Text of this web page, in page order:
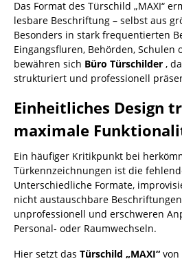
Das Format des Türschild „MAXI“
lesbare Beschriftung – selbst aus
Besonders in stark frequentierten
Eingangsfluren, Behörden, Schulen
bewähren sich Büro Türschilder ,
strukturiert und professionell
Einheitliches Design
maximale
Ein häufiger Kritikpunkt bei
Türkennzeichnungen ist die
Unterschiedliche Formate,
nicht austauschbare
unprofessionell und erschweren
Personal- oder Raumwechseln.
Hier setzt das Türschild „MAXI“ von